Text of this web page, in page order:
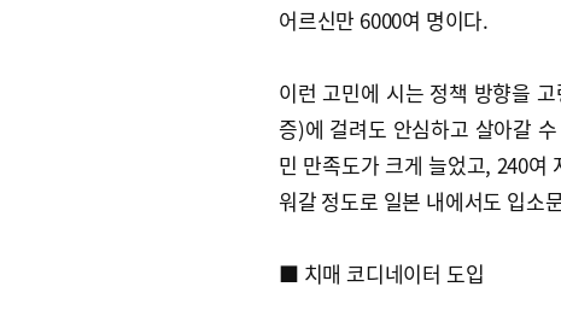
어르신만 6000여 명이다.
이런 고민에 시는 정책 방향을
증)에 걸려도 안심하고 살아갈
민 만족도가 크게 늘었고, 240여
워갈 정도로 일본 내에서도 입소
■ 치매 코디네이터 도입